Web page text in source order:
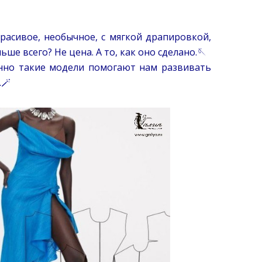
необычное, с мягкой драпировкой,
всего? Не цена. А то, как оно сделано.🪡
такие модели помогают нам развивать